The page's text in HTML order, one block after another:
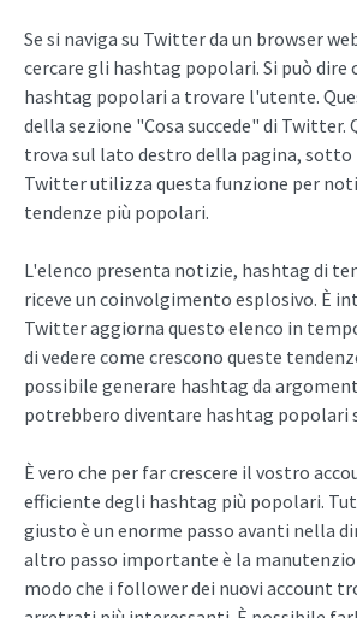
Se si naviga su Twitter da un browser
cercare gli hashtag popolari. Si può dire
hashtag popolari a trovare l'utente.
della sezione "Cosa succede" di Twitter.
trova sul lato destro della pagina, sotto
Twitter utilizza questa funzione per
tendenze più popolari.
L'elenco presenta notizie, hashtag di
riceve un coinvolgimento esplosivo. È
Twitter aggiorna questo elenco in
di vedere come crescono queste
possibile generare hashtag da
potrebbero diventare hashtag popolari
È vero che per far crescere il vostro
efficiente degli hashtag più popolari.
giusto è un enorme passo avanti nella
altro passo importante è la
modo che i follower dei nuovi account